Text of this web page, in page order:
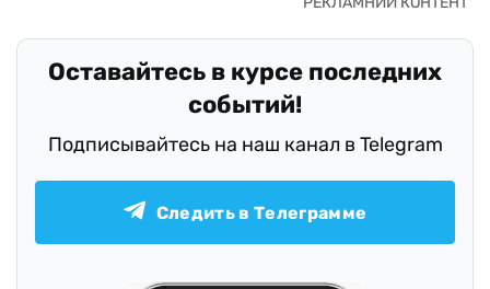
Оставайтесь в курсе последних
событий!
Подписывайтесь на наш канал в Telegram
Следить в Телеграмме